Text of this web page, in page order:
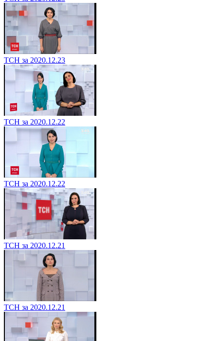
ТСН за 2020.12.23
ТСН за 2020.12.22
ТСН за 2020.12.22
ТСН за 2020.12.21
ТСН за 2020.12.21